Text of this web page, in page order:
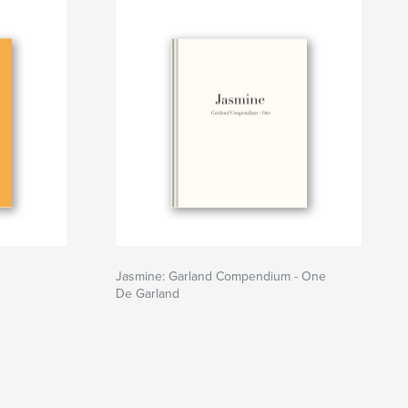
Jasmine: Garland Compendium - One
De Garland